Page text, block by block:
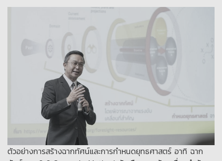
ตัวอย่างการสร้างฉากทัศน์และการกำหนดยุทธศาสตร์ อาทิ ฉาก